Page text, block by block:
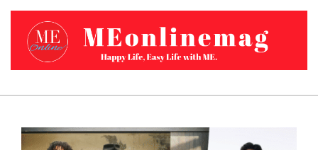
Skip
content
Primary
Menu